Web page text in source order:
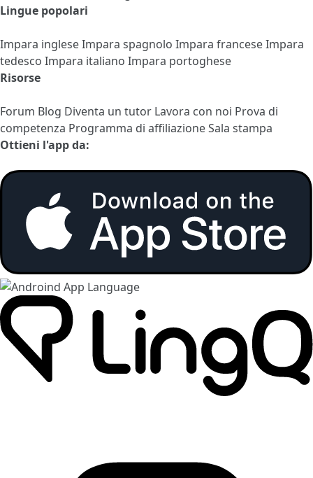
Lingue popolari
Impara ingleseImpara spagnolo Impara franceseImpara
tedesco Impara italiano Impara portoghese
Risorse
Forum Blog Diventa un tutor Lavora con noi Prova di
competenza Programma di affiliazioneSala stampa
Ottieni l'app da: